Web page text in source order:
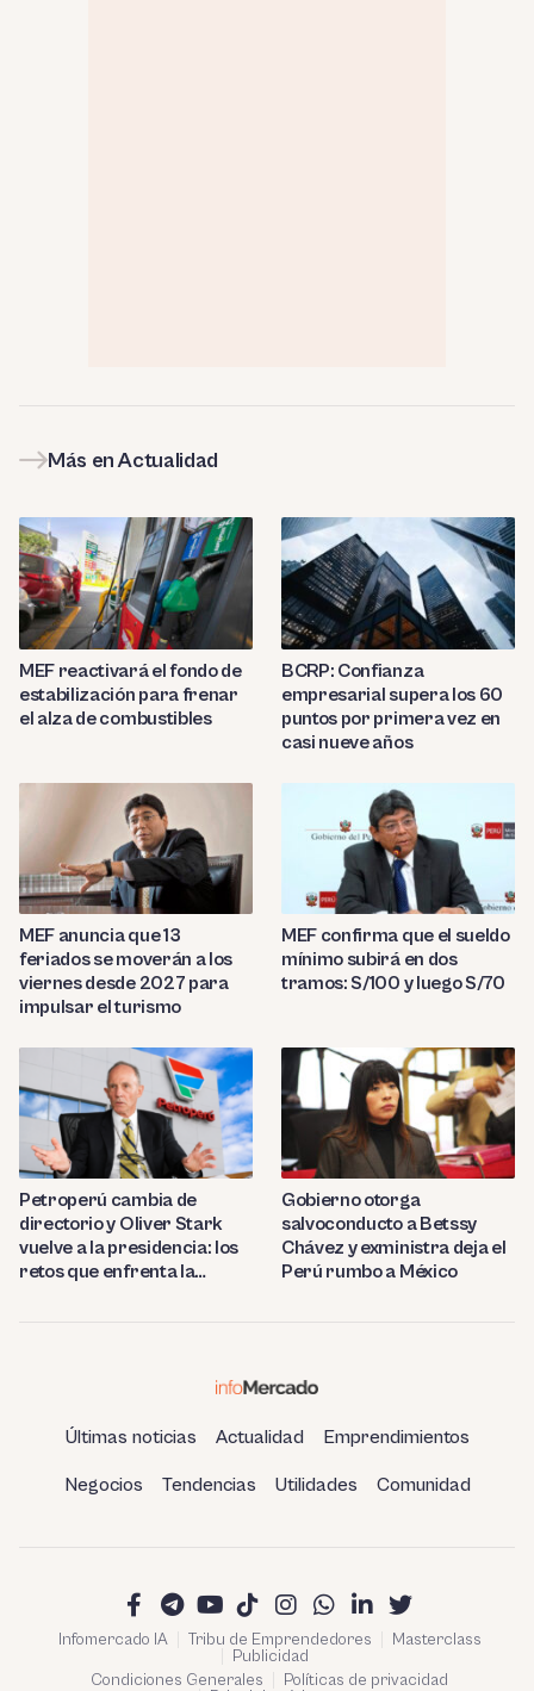
Más en Actualidad
MEF reactivará el fondo de
estabilización para frenar
el alza de combustibles
BCRP: Confianza
empresarial supera los 60
puntos por primera vez en
casi nueve años
MEF anuncia que 13
feriados se moverán a los
viernes desde 2027 para
impulsar el turismo
MEF confirma que el sueldo
mínimo subirá en dos
tramos: S/100 y luego S/70
Petroperú cambia de
directorio y Oliver Stark
vuelve a la presidencia: los
retos que enfrenta la
Gobierno otorga
salvoconducto a Betssy
Chávez y exministra deja el
Perú rumbo a México
Últimas noticias Actualidad Emprendimientos
Negocios Tendencias Utilidades Comunidad
Infomercado IA Tribu de Emprendedores
Masterclass
Publicidad
Condiciones Generales
Políticas de privacidad